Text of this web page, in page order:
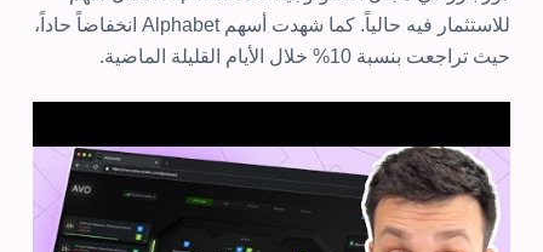
للاستثمار فيه حالياً. كما شهدت أسهم Alphabet انخفاضاً حاداً،
حيث تراجعت بنسبة 10% خلال الأيام القليلة الماضية.